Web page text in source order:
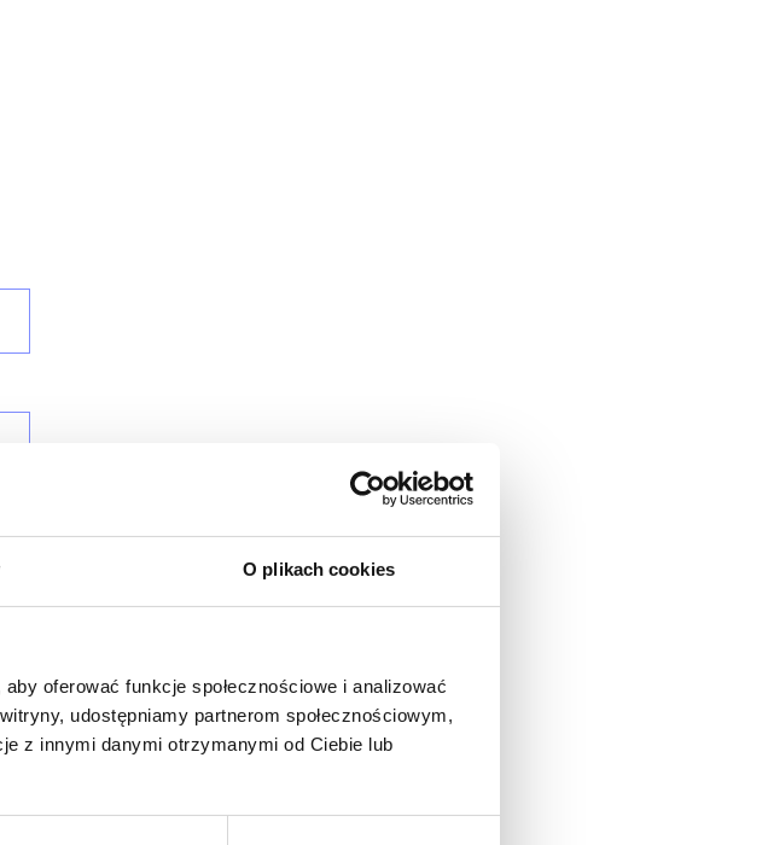
O plikach cookies
oferować funkcje społecznościowe i analizować
udostępniamy partnerom społecznościowym,
z innymi danymi otrzymanymi od Ciebie lub